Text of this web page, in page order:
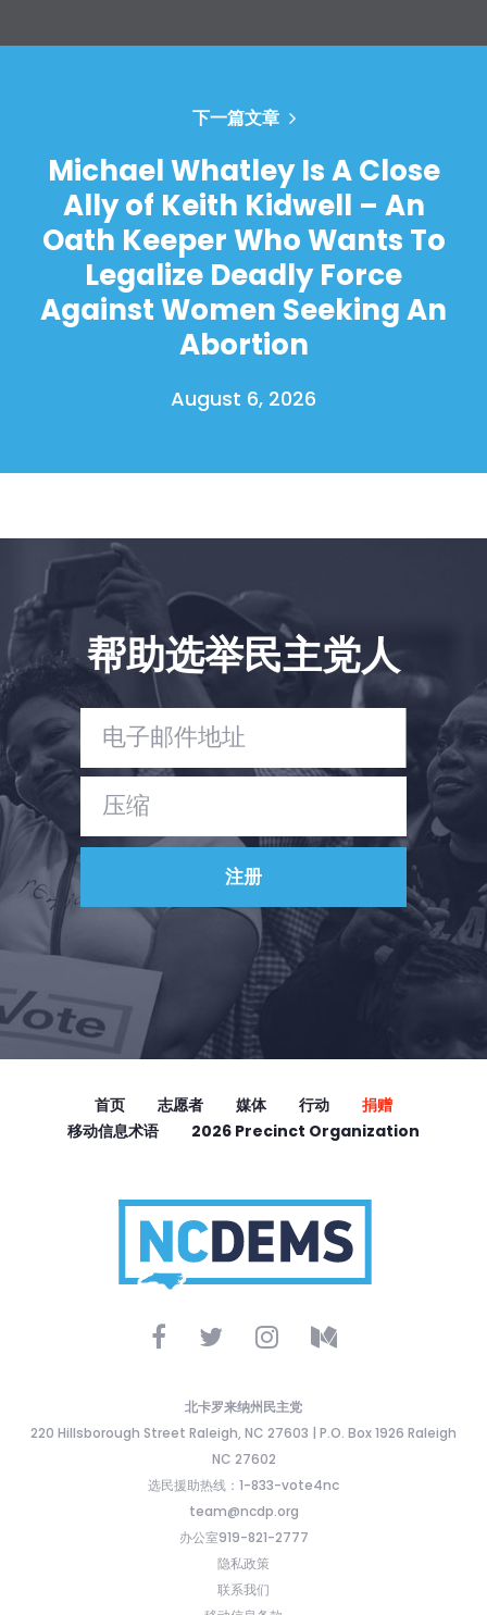
Shop
与我们合作
您的派对
行动
Vote
捐赠
下一篇文章
Michael Whatley Is A Close
Ally of Keith Kidwell – An
Oath Keeper Who Wants To
Legalize Deadly Force
Against Women Seeking An
Abortion
August 6, 2026
帮助选举民主党人
首页 志愿者 媒体 行动
捐赠
移动信息术语
2026 Precinct Organization
北卡罗来纳州民主党
220 Hillsborough Street Raleigh, NC 27603 | P.O. Box 1926 Raleigh
NC 27602
选民援助热线：1-833-vote4nc
team@ncdp.org
办公室919-821-2777
隐私政策
联系我们